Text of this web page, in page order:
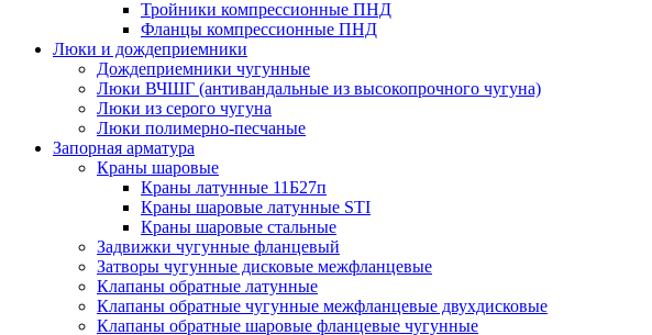
Тройники компрессионные ПНД
Фланцы компрессионные ПНД
Люки и дождеприемники
Дождеприемники чугунные
Люки ВЧШГ (антивандальные из высокопрочного чугуна)
Люки из серого чугуна
Люки полимерно-песчаные
Запорная арматура
Краны шаровые
Краны латунные 11Б27п
Краны шаровые латунные STI
Краны шаровые стальные
Задвижки чугунные фланцевый
Затворы чугунные дисковые межфланцевые
Клапаны обратные латунные
Клапаны обратные чугунные межфланцевые двухдисковые
Клапаны обратные шаровые фланцевые чугунные